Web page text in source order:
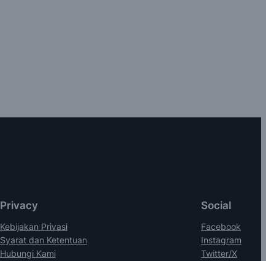
Privacy
Kebijakan Privasi
Syarat dan Ketentuan
Hubungi Kami
Social
Facebook
Instagram
Twitter/X